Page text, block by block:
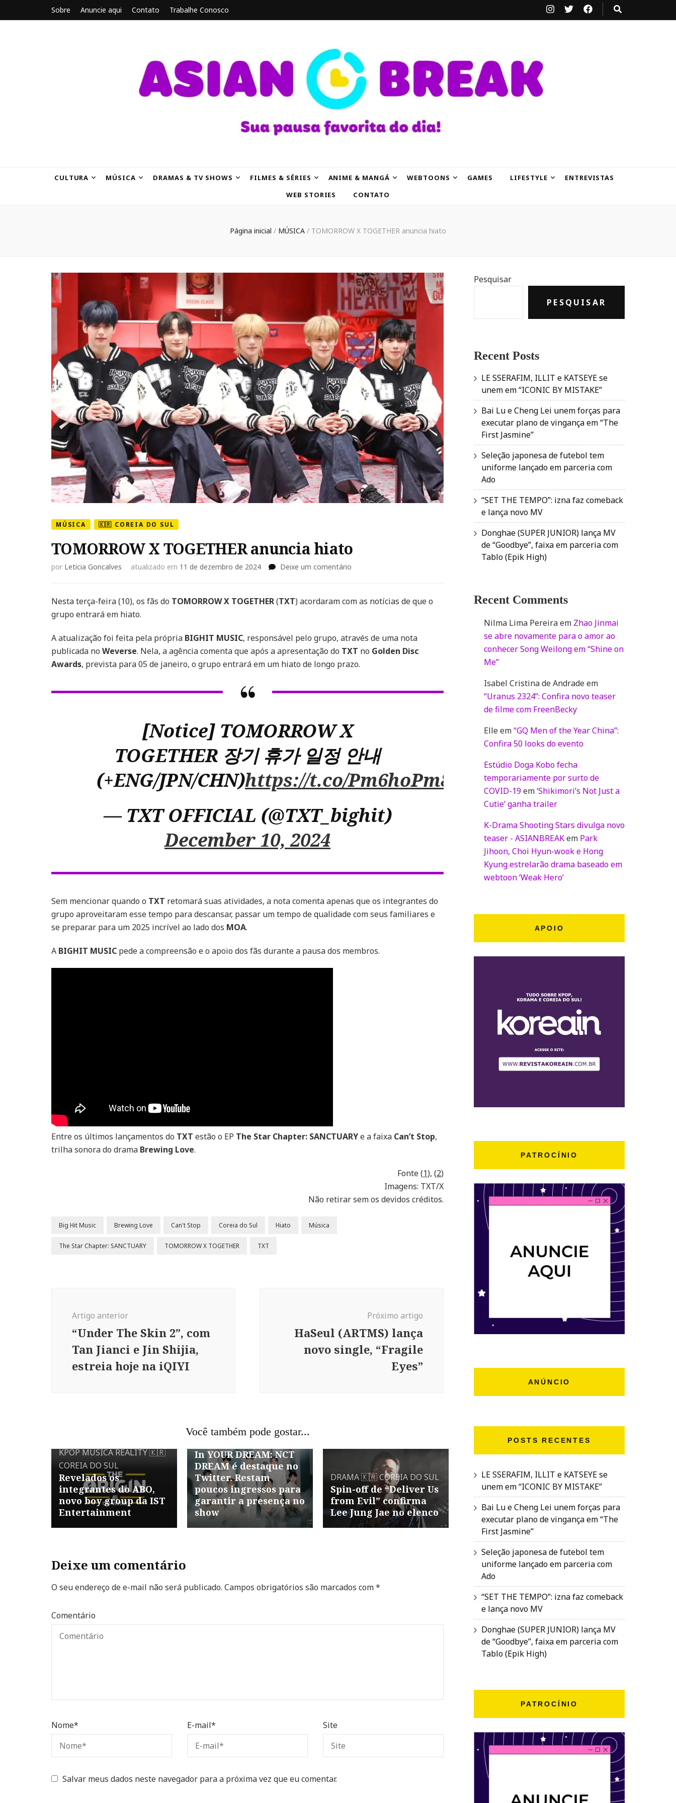
Sobre Anuncie aqui Contato Trabalhe Conosco
CULTURA MÚSICA DRAMAS & TV SHOWS FILMES & SÉRIES ANIME & MANGÁ WEBTOONS GAMES LIFESTYLE
ENTREVISTAS
WEB STORIES
CONTATO
Página inicial / MÚSICA / TOMORROW X TOGETHER anuncia hiato
MÚSICA 🇰🇷 COREIA DO SUL
TOMORROW X TOGETHER anuncia hiato
por Leticia Goncalves atualizado em 11 de dezembro de 2024 Deixe um comentário
TOGETHER
Nesta terça-feira (10), os fãs do TOMORROW X TOGETHER(TXT) acordaram com as notícias de que o
grupo entrará em hiato.
A atualização foi feita pela própria BIGHIT MUSIC, responsável pelo grupo, através de uma nota
publicada no Weverse. Nela, a agência comenta que após a apresentação do TXT no Golden Disc
Awards, prevista para 05 de janeiro, o grupo entrará em um hiato de longo prazo.
[Notice] TOMORROW X
TOGETHER 장기 휴가 일정 안내
(+ENG/JPN/CHN)https://t.co/Pm6hoPm8ai
— TXT OFFICIAL (@TXT_bighit)
December 10, 2024
Sem mencionar quando o TXT retomará suas atividades, a nota comenta apenas que os integrantes do
grupo aproveitaram esse tempo para descansar, passar um tempo de qualidade com seus familiares e
se preparar para um 2025 incrível ao lado dos MOA.
A BIGHIT MUSIC pede a compreensão e o apoio dos fãs durante a pausa dos membros.
Entre os últimos lançamentos do TXT estão o EP The Star Chapter: SANCTUARYe a faixa Can’t Stop,
trilha sonora do drama Brewing Love.
Fonte (1), (2)
Imagens: TXT/X
Não retirar sem os devidos créditos.
Big Hit Music Brewing Love Can't Stop Coreia do Sul Hiato Música
The Star Chapter: SANCTUARY TOMORROW X TOGETHER TXT
Artigo anterior
“Under The Skin 2”, com
Tan Jianci e Jin Shijia,
estreia hoje na iQIYI
Próximo artigo
HaSeul (ARTMS) lança
novo single, “Fragile
Eyes”
Você também pode gostar...
KPOPMÚSICAREALITY🇰🇷
COREIA DO SUL
Revelados os
integrantes do ABO,
novo boy group da IST
Entertainment
COREIA DO SUL
In YOUR DREAM: NCT
DREAM é destaque no
Twitter. Restam
poucos ingressos para
garantir a presença no
show
DRAMA🇰🇷 COREIA DO SUL
Spin-off de “Deliver Us
from Evil” confirma
Lee Jung Jae no elenco
Deixe um comentário
O seu endereço de e-mail não será publicado. Campos obrigatórios são marcados com*
Comentário
Nome* E-mail* Site
Salvar meus dados neste navegador para a próxima vez que eu comentar.
Pesquisar
PESQUISAR
Recent Posts
LE SSERAFIM, ILLIT e KATSEYE se
unem em “ICONIC BY MISTAKE”
Bai Lu e Cheng Lei unem forças para
executar plano de vingança em “The
First Jasmine”
Seleção japonesa de futebol tem
uniforme lançado em parceria com
Ado
“SET THE TEMPO”: izna faz comeback
e lança novo MV
Donghae (SUPER JUNIOR) lança MV
de “Goodbye”, faixa em parceria com
Tablo (Epik High)
Recent Comments
Nilma Lima Pereiraem Zhao Jinmai
se abre novamente para o amor ao
conhecer Song Weilong em “Shine on
Me”
Isabel Cristina de Andradeem
“Uranus 2324”: Confira novo teaser
de filme com FreenBecky
Elleem“GQ Men of the Year China”:
Confira 50 looks do evento
Estúdio Doga Kobo fecha
temporariamente por surto de
COVID-19em‘Shikimori’s Not Just a
Cutie’ ganha trailer
K-Drama Shooting Stars divulga novo
teaser - ASIANBREAKem Park
Jihoon, Choi Hyun-wook e Hong
Kyung estrelarão drama baseado em
webtoon ‘Weak Hero’
APOIO
PATROCÍNIO
ANÚNCIO
POSTS RECENTES
LE SSERAFIM, ILLIT e KATSEYE se
unem em “ICONIC BY MISTAKE”
Bai Lu e Cheng Lei unem forças para
executar plano de vingança em “The
First Jasmine”
Seleção japonesa de futebol tem
uniforme lançado em parceria com
Ado
“SET THE TEMPO”: izna faz comeback
e lança novo MV
Donghae (SUPER JUNIOR) lança MV
de “Goodbye”, faixa em parceria com
Tablo (Epik High)
PATROCÍNIO